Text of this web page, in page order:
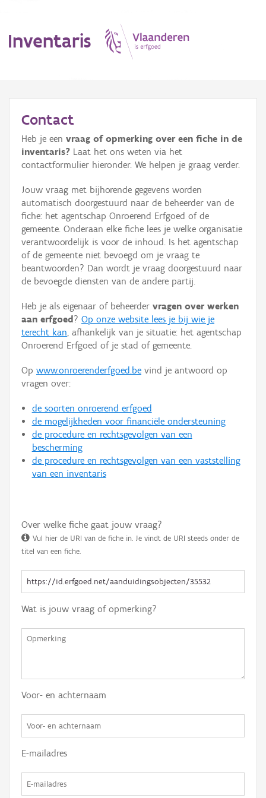
Inventaris
Erfgoedobject
Aanduidingsobject
Waarneming
Thema
Gebeurtenis
Persoon of collectief
Hergebruik
Aanmelden
Contact
Heb je een vraag of opmerking over een fiche in de
inventaris? Laat het ons weten via het
contactformulier hieronder. We helpen je graag verder.
Jouw vraag met bijhorende gegevens worden
automatisch doorgestuurd naar de beheerder van de
fiche: het agentschap Onroerend Erfgoed of de
gemeente. Onderaan elke fiche lees je welke organisatie
verantwoordelijk is voor de inhoud. Is het agentschap
of de gemeente niet bevoegd om je vraag te
beantwoorden? Dan wordt je vraag doorgestuurd naar
de bevoegde diensten van de andere partij.
Heb je als eigenaar of beheerder vragen over werken
aan erfgoed ? Op onze website lees je bij wie je
terecht kan, afhankelijk van je situatie: het agentschap
Onroerend Erfgoed of je stad of gemeente.
Op www.onroerenderfgoed.be vind je antwoord op
vragen over:
de soorten onroerend erfgoed
de mogelijkheden voor financiële ondersteuning
de procedure en rechtsgevolgen van een
bescherming
de procedure en rechtsgevolgen van een vaststelling
van een inventaris
Over welke fiche gaat jouw vraag?
Vul hier de URI van de fiche in. Je vindt de URI steeds onder de
titel van een fiche.
Wat is jouw vraag of opmerking?
Voor- en achternaam
E-mailadres